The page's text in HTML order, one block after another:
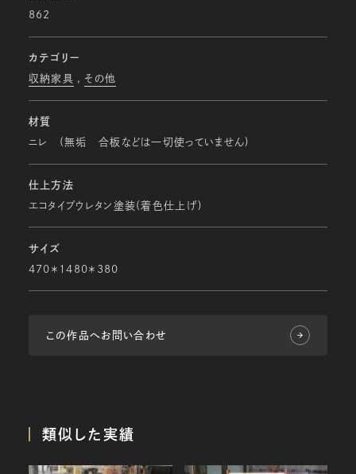
862
カテゴリー
収納家具 その他
材質
ニレ (無垢 合板などは一切使っていません)
仕上方法
エコタイプウレタン塗装(着色仕上げ)
サイズ
470＊1480＊380
この作品へお問い合わせ
類似した実績